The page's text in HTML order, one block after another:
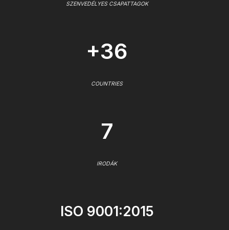
SZENVEDÉLYES CSAPATTAGOK
+36
COUNTRIES
7
IRODÁK
ISO 9001:2015